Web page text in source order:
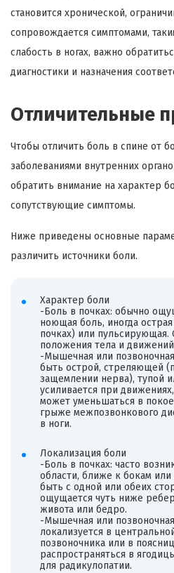
становится хронической,
сопровождается симптомами,
слабость в ногах, важно
диагностики и назначения
Отличительные
Чтобы отличить боль в спине от
заболеваниями внутренних
обратить внимание на характер
сопутствующие симптомы.
Ниже приведены основные
различить источники боли.
Характер боли
-Боль в почках: обычно
ноющая боль, иногда
почках) или пульсирующая.
положения тела и
-Мышечная или
быть острой, стреляющей
защемлении нерва), тупой
усиливается при
может уменьшаться в
грыже межпозвонкового
в ноги.
Локализация боли
-Боль в почках: часто
области, ближе к бокам
быть с одной или обеих
ощущается чуть ниже
живота или бедро.
-Мышечная или
локализуется в
позвоночника или в
распространяться в
для радикулопатии.